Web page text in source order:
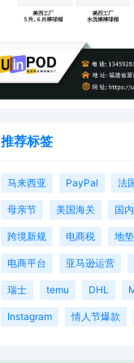
推荐标签
马来西亚 PayPal 法
母亲节 美国海关 国
跨境新规 电商税 地垫
电商平台 亚马逊运营
瑞士 temu DHL
Instagram 情人节爆款